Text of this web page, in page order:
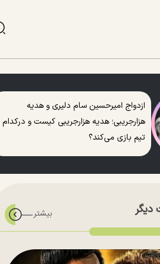
ازدواج امیرحسین سام دلیری و هدیه
هزارجریبی؛ هدیه هزارجریبی کیست و درکدام
تیم بازی می‌کند؟
دیگر